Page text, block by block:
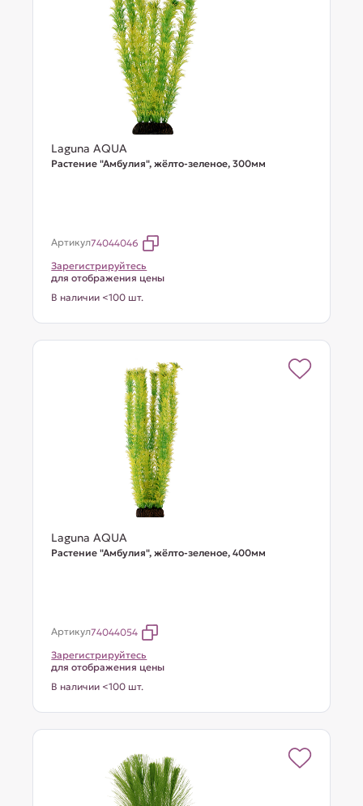
Laguna AQUA
Растение "Амбулия", жёлто-зеленое, 300мм
Артикул74044046
Зарегистрируйтесь
для отображения цены
В наличии <100 шт.
Laguna AQUA
Растение "Амбулия", жёлто-зеленое, 400мм
Артикул74044054
Зарегистрируйтесь
для отображения цены
В наличии <100 шт.